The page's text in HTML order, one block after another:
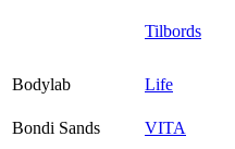
Tilbords
Bodylab
Life
Bondi Sands
VITA